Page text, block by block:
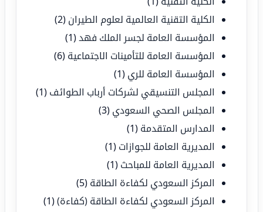
الكلية التقنية العالمية لعلوم الطيران (2)
المؤسسة العامة لجسر الملك فهد(1)
المؤسسة العامة للتأمينات الاجتماعية (6)
المؤسسة العامة للري (1)
المجلس التنسيقي لشركات أرباب الطوائف (1)
المجلس الصحي السعودي (3)
المدارس المتقدمة (1)
المديرية العامة للجوازات (1)
المديرية العامة للمباحث (1)
المركز السعودي لكفاءة الطاقة (5)
المركز السعودي لكفاءة الطاقة (كفاءة)(1)